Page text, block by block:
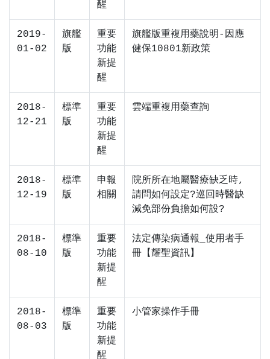
醒
2019-
01-02
旗艦
版
重要
功能
新提
醒
旗艦版重複用藥說明-因應
健保10801新政策
2018-
12-21
標準
版
重要
功能
新提
醒
雲端重複用藥查詢
2018-
12-19
標準
版
申報
相關
院所所在地屬醫療缺乏時,
請問如何設定?巡回時醫缺
減免部份負擔如何設?
2018-
08-10
標準
版
重要
功能
新提
醒
法定傳染病通報_使用者手
冊【耀聖資訊】
2018-
08-03
標準
版
重要
功能
新提
醒
小管家操作手冊